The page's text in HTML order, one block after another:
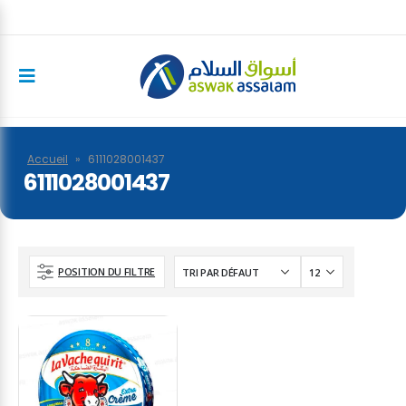
Accueil » 6111028001437
6111028001437
POSITION DU FILTRE